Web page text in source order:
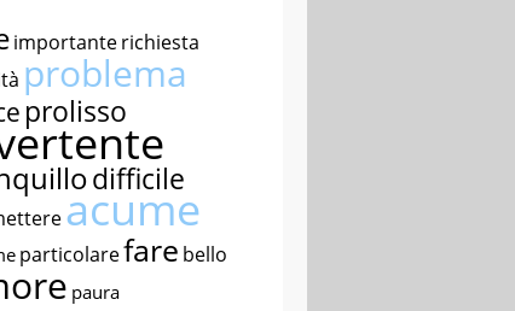
importanterichiesta
problema
prolisso
difficile
acume
particolarefare bello
paura